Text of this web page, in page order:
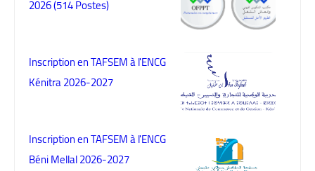
2026 (514 Postes)
Inscription en TAFSEM à l'ENCG
Kénitra 2026-2027
Inscription en TAFSEM à l'ENCG
Béni Mellal 2026-2027